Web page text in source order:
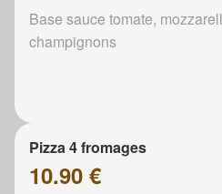
Base sauce tomate,
champignons
Pizza 4 fromages
10.90 €